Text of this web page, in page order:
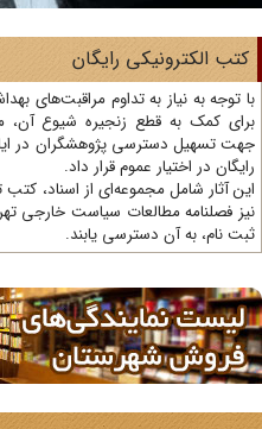
الکترونیکی رایگان
کمک به قطع زنجیره شیوع آن،
تسهیل دسترسی پژوهشگران در ایام
در اختیار عموم قرار داد.
آثار شامل مجموعه‌ای از اسناد، کتب
فصلنامه مطالعات سیاست خارجی
نام، به آن دسترسی یابند.